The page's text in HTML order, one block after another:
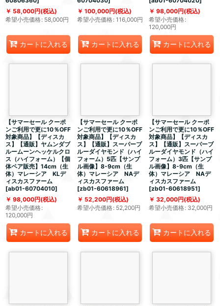
58,000円(税込)
希望小売価格: 58,000円
カートに入れる
100,000円(税込)
希望小売価格: 116,000円
カートに入れる
98,000円(税込)
希望小売価格:
120,000円
カートに入れる
【サマーセール クーポ
ンご利用で更に10％OFF
対象商品】【ディスカ
ス】【通販】ヤムンダブ
ルームーンヘッケルクロ
ス（ハイフォーム）【個
体ペア販売】14cm（生
体）マレーシア KLデ
ィスカスファーム
[ab01-60704010]
98,000円(税込)
希望小売価格:
120,000円
カートに入れる
【サマーセール クーポ
ンご利用で更に10％OFF
対象商品】【ディスカ
ス】【通販】スーパーブ
ルーダイヤモンド（ハイ
フォーム）5匹【サンプ
ル画像】8-9cm（生
体）マレーシア NAデ
ィスカスファーム
[zb01-60618961]
52,200円(税込)
希望小売価格: 52,200円
カートに入れる
【サマーセール クーポ
ンご利用で更に10％OFF
対象商品】【ディスカ
ス】【通販】スーパーブ
ルーダイヤモンド（ハイ
フォーム）3匹【サンプ
ル画像】8-9cm（生
体）マレーシア NAデ
ィスカスファーム
[zb01-60618951]
32,000円(税込)
希望小売価格: 32,000円
カートに入れる